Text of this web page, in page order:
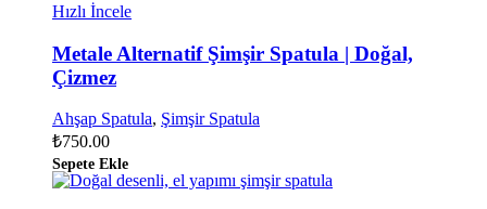
Hızlı İncele
Metale Alternatif Şimşir Spatula | Doğal,
Çizmez
Ahşap Spatula, Şimşir Spatula
₺750.00
Sepete Ekle